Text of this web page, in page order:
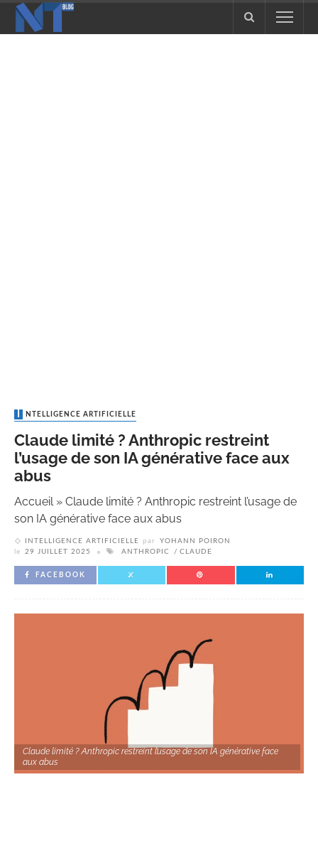
INTELLIGENCE ARTIFICIELLE
Claude limité ? Anthropic restreint
l’usage de son IA générative face aux
abus
Accueil» Claude limité ? Anthropic restreint l’usage de
son IA générative face aux abus
INTELLIGENCE ARTIFICIELLE par
YOHANN POIRON
le
29 JUILLET 2025 ANTHROPIC CLAUDE
FACEBOOK
Claude limité ? Anthropic restreint l’usage de son IA générative face
aux abus